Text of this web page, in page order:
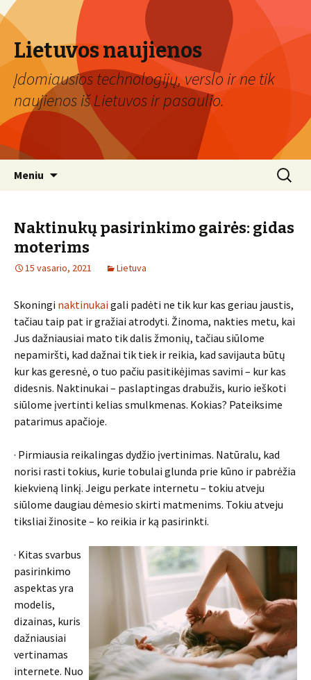
Lietuvos naujienos
Įdomiausios technologijų, verslo ir ne tik
naujienos iš Lietuvos ir pasaulio.
Meniu Ieškoti:
Naktinukų pasirinkimo gairės: gidas
moterims
15 vasario, 2021 Lietuva
Skoningi naktinukaigali padėti ne tik kur kas geriau jaustis,
tačiau taip pat ir gražiai atrodyti. Žinoma, nakties metu, kai
Jus dažniausiai mato tik dalis žmonių, tačiau siūlome
nepamiršti, kad dažnai tik tiek ir reikia, kad savijauta būtų
kur kas geresnė, o tuo pačiu pasitikėjimas savimi – kur kas
didesnis. Naktinukai – paslaptingas drabužis, kurio ieškoti
siūlome įvertinti kelias smulkmenas. Kokias? Pateiksime
patarimus apačioje.
· Pirmiausia reikalingas dydžio įvertinimas. Natūralu, kad
norisi rasti tokius, kurie tobulai glunda prie kūno ir pabrėžia
kiekvieną linkį. Jeigu perkate internetu – tokiu atveju
siūlome daugiau dėmesio skirti matmenims. Tokiu atveju
tiksliai žinosite – ko reikia ir ką pasirinkti.
· Kitas svarbus
pasirinkimo
aspektas yra
modelis,
dizainas, kuris
dažniausiai
vertinamas
internete. Nuo